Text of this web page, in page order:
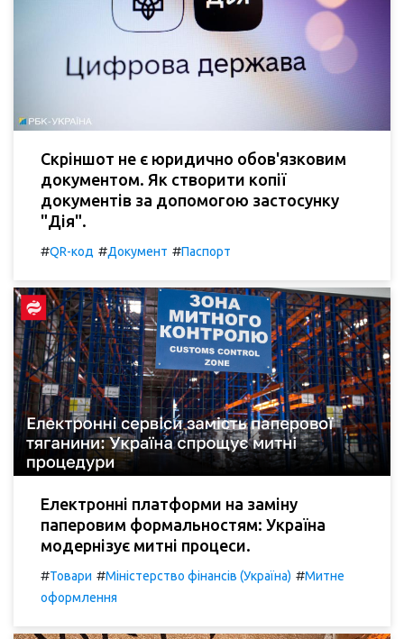
Скріншот не є юридично обов'язковим
документом. Як створити копії
документів за допомогою застосунку
"Дія".
#QR-код #Документ #Паспорт
Електронні платформи на заміну
паперовим формальностям: Україна
модернізує митні процеси.
#Товари #Міністерство фінансів (Україна) #Митне
оформлення